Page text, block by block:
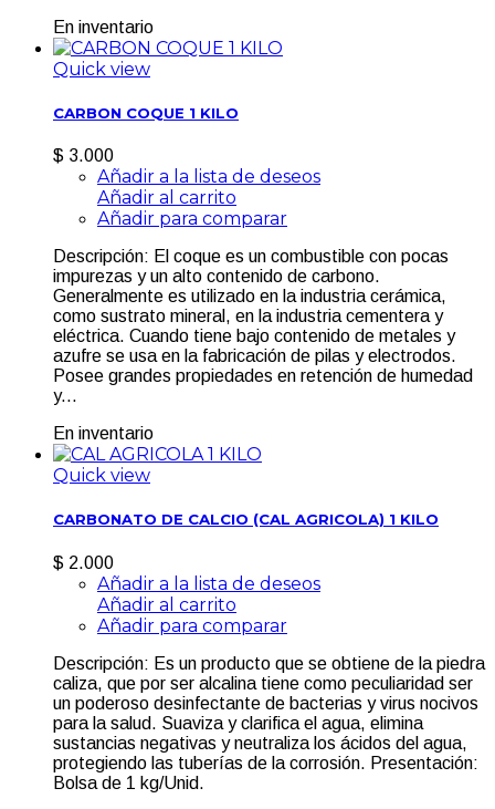
En inventario
Quick view
CARBON COQUE 1 KILO
$ 3.000
Añadir a la lista de deseos
Añadir al carrito
Añadir para comparar
Descripción: El coque es un combustible con pocas
impurezas y un alto contenido de carbono.
Generalmente es utilizado en la industria cerámica,
como sustrato mineral, en la industria cementera y
eléctrica. Cuando tiene bajo contenido de metales y
azufre se usa en la fabricación de pilas y electrodos.
Posee grandes propiedades en retención de humedad
y...
En inventario
Quick view
CARBONATO DE CALCIO (CAL AGRICOLA) 1 KILO
$ 2.000
Añadir a la lista de deseos
Añadir al carrito
Añadir para comparar
Descripción: Es un producto que se obtiene de la piedra
caliza, que por ser alcalina tiene como peculiaridad ser
un poderoso desinfectante de bacterias y virus nocivos
para la salud. Suaviza y clarifica el agua, elimina
sustancias negativas y neutraliza los ácidos del agua,
protegiendo las tuberías de la corrosión. Presentación:
Bolsa de 1 kg/Unid.